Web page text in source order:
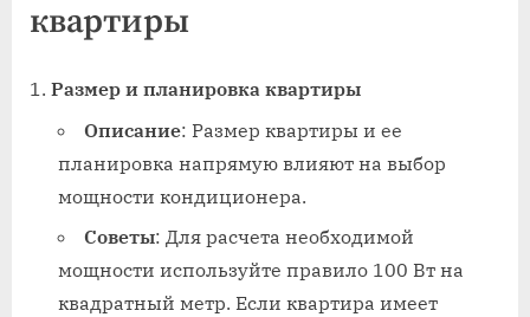
квартиры
Размер и планировка квартиры
Описание: Размер квартиры и ее
планировка напрямую влияют на выбор
мощности кондиционера.
Советы: Для расчета необходимой
мощности используйте правило 100 Вт на
квадратный метр. Если квартира имеет